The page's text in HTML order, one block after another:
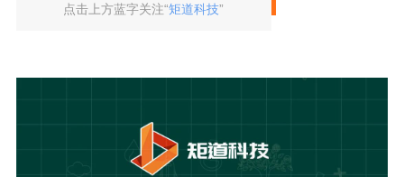
点击上方蓝字关注“矩道科技”